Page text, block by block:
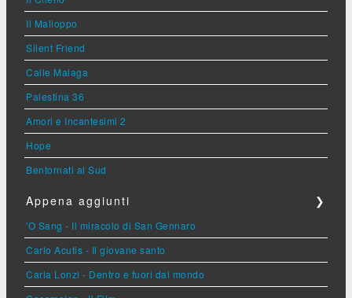
Il Malloppo
Silent Friend
Calle Malaga
Palestina 36
Amori e Incantesimi 2
Hope
Bentornati al Sud
Appena aggiunti ❯
'O Sang - Il miracolo di San Gennaro
Carlo Acutis - Il giovane santo
Carla Lonzi - Dentro e fuori dal mondo